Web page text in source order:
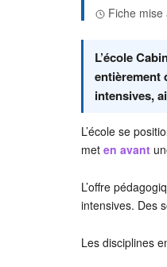
Fiche
L’école
entièrement
intensives,
L’école se
met en avant
L’offre
intensives. Des
Les disciplines